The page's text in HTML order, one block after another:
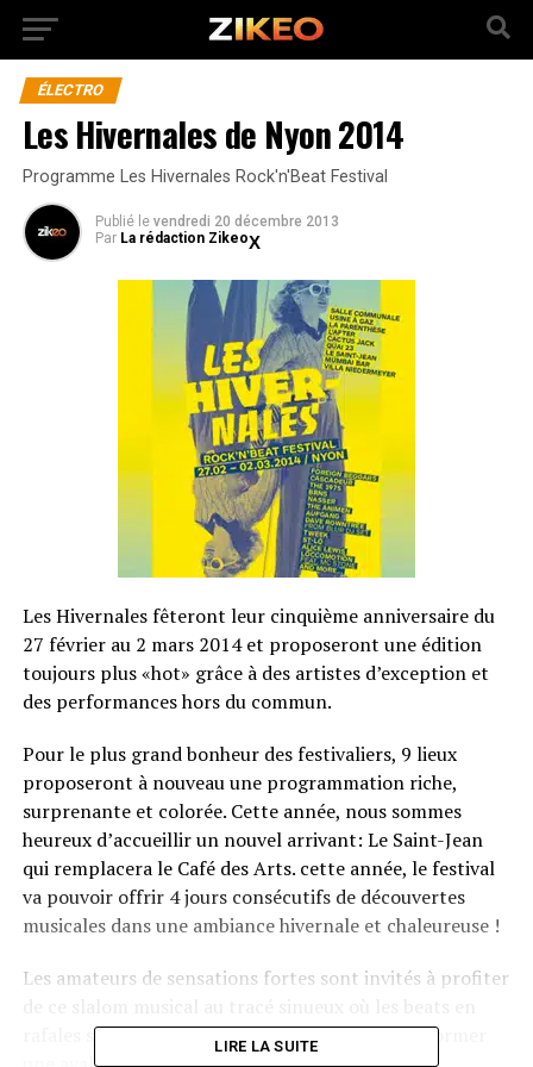
ÉLECTRO
Les Hivernales de Nyon 2014
Programme Les Hivernales Rock'n'Beat Festival
Publié le vendredi 20 décembre 2013
Par La rédaction Zikeo
Les Hivernales fêteront leur cinquième anniversaire du
27 février au 2 mars 2014 et proposeront une édition
toujours plus «hot» grâce à des artistes d’exception et
des performances hors du commun.
Pour le plus grand bonheur des festivaliers, 9 lieux
proposeront à nouveau une programmation riche,
surprenante et colorée. Cette année, nous sommes
heureux d’accueillir un nouvel arrivant: Le Saint-Jean
qui remplacera le Café des Arts. cette année, le festival
va pouvoir offrir 4 jours consécutifs de découvertes
musicales dans une ambiance hivernale et chaleureuse !
Les amateurs de sensations fortes sont invités à profiter
rafales se frotteront aux riffs de guitares pour former
LIRE LA SUITE